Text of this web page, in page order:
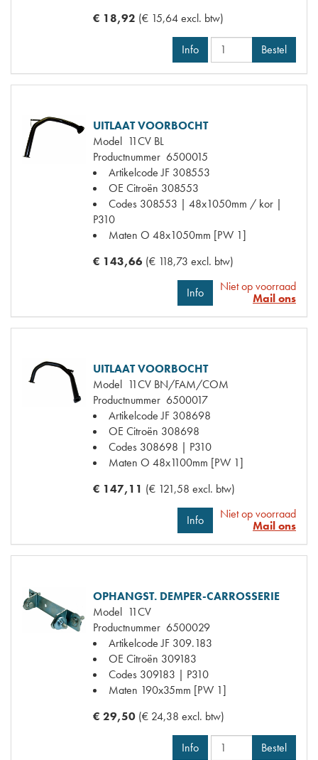
€ 18,92 (€ 15,64 excl. btw)
Info Bestel
UITLAAT VOORBOCHT
Model 11CV BL
Productnummer 6500015
Artikelcode JF 308553
OE Citroën 308553
Codes 308553 | 48x1050mm / kor |
P310
Maten O 48x1050mm [PW 1]
€ 143,66 (€ 118,73 excl. btw)
Info
Niet op voorraad
Mail ons
UITLAAT VOORBOCHT
Model 11CV BN/FAM/COM
Productnummer 6500017
Artikelcode JF 308698
OE Citroën 308698
Codes 308698 | P310
Maten O 48x1100mm [PW 1]
€ 147,11 (€ 121,58 excl. btw)
Info
Niet op voorraad
Mail ons
OPHANGST. DEMPER-CARROSSERIE
Model 11CV
Productnummer 6500029
Artikelcode JF 309.183
OE Citroën 309183
Codes 309183 | P310
Maten 190x35mm [PW 1]
€ 29,50 (€ 24,38 excl. btw)
Info Bestel